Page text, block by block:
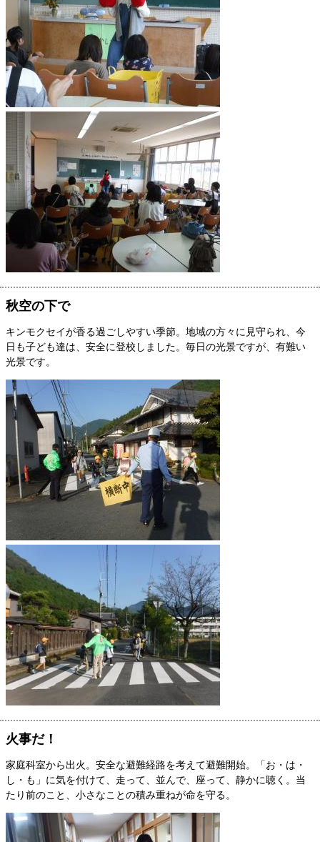
秋空の下で
キンモクセイが香る過ごしやすい季節。地域の方々に見守られ、今
日も子ども達は、安全に登校しました。毎日の光景ですが、有難い
光景です。
火事だ！
家庭科室から出火。安全な避難経路を考えて避難開始。「お・は・
し・も」に気を付けて、走って、並んで、座って、静かに聴く。当
たり前のこと、小さなことの積み重ねが命を守る。